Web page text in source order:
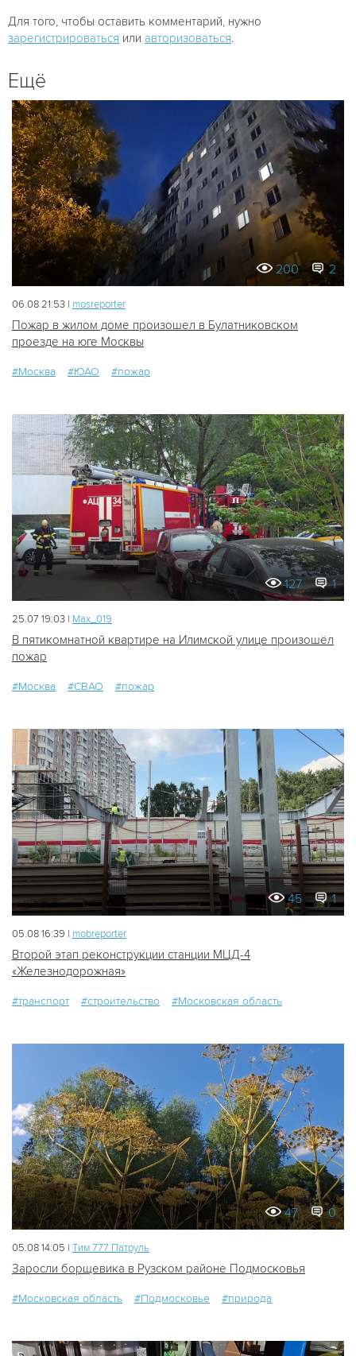
Для того, чтобы оставить комментарий, нужно
зарегистрироваться или авторизоваться
Ещё
200 2
06.08 21:53 | mosreporter
Пожар в жилом доме произошел в Булатниковском
проезде на юге Москвы
#Москва #ЮАО #пожар
127 1
25.07 19:03 | Мах_019
В пятикомнатной квартире на Илимской улице произошёл
пожар
#Москва #СВАО #пожар
45 1
05.08 16:39 | mobreporter
Второй этап реконструкции станции МЦД-4
«Железнодорожная»
#транспорт #строительство #Московская область
47 0
05.08 14:05 | Tим 777 Патруль
Заросли борщевика в Рузском районе Подмосковья
#Московская область #Подмосковье #природа